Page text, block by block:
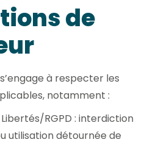
de
à respecter les
notamment :
RGPD : interdiction
utilisation détournée de